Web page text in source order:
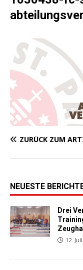
ZURÜCK ZUM
NEUESTE
Drei
12.